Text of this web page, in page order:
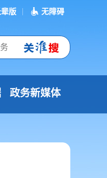
版 无障碍
政务新媒体